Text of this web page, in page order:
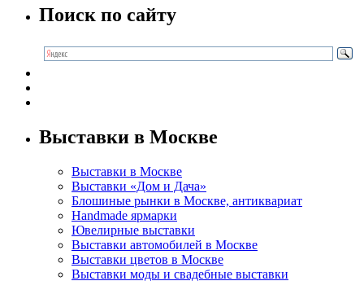
Поиск по сайту
Выставки в Москве
Выставки в Москве
Выставки «Дом и Дача»
Блошиные рынки в Москве, антиквариат
Handmade ярмарки
Ювелирные выставки
Выставки автомобилей в Москве
Выставки цветов в Москве
Выставки моды и свадебные выставки